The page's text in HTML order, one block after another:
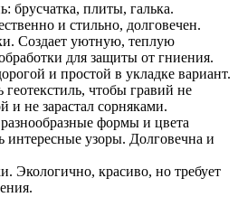
брусчатка, плиты, галька.
и стильно, долговечен.
Создает уютную, теплую
для защиты от гниения.
и простой в укладке вариант.
чтобы гравий не
и не зарастал сорняками.
формы и цвета
интересные узоры. Долговечна и
Экологично, красиво, но требует